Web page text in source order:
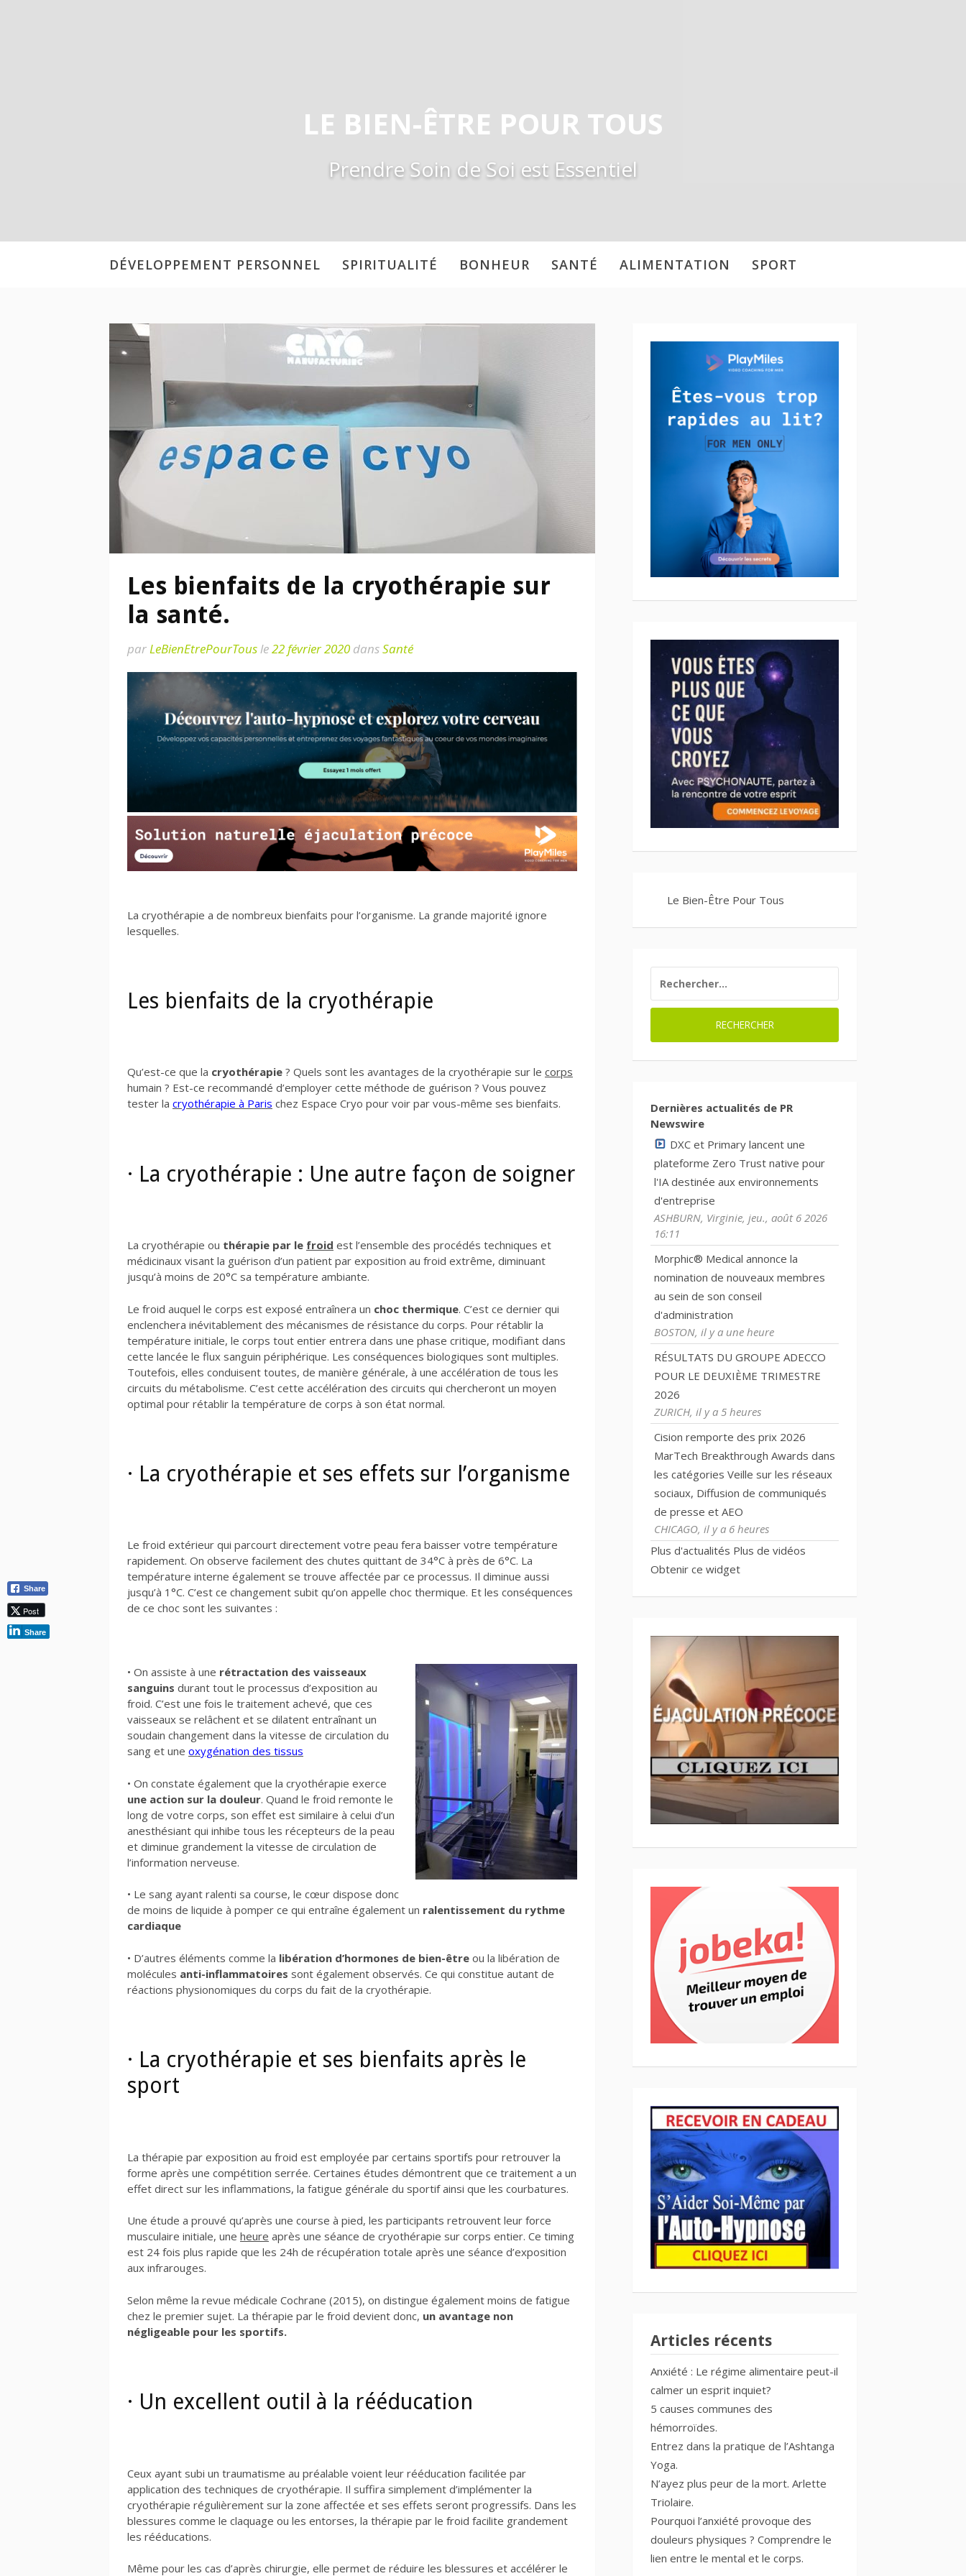
LE BIEN-ÊTRE POUR TOUS
Prendre Soin de Soi est Essentiel
DÉVELOPPEMENT PERSONNEL SPIRITUALITÉ BONHEUR SANTÉ ALIMENTATION SPORT
Les bienfaits de la cryothérapie sur
la santé.
parLeBienEtrePourTousle22 février 2020 dansSanté
La cryothérapie a de nombreux bienfaits pour l’organisme. La grande majorité ignore
lesquelles.
Les bienfaits de la cryothérapie
Qu’est-ce que la cryothérapie ? Quels sont les avantages de la cryothérapie sur le corps
humain ? Est-ce recommandé d’employer cette méthode de guérison ? Vous pouvez
tester la cryothérapie à Paris chez Espace Cryo pour voir par vous-même ses bienfaits.
· La cryothérapie : Une autre façon de soigner
La cryothérapie ou thérapie par le froid est l’ensemble des procédés techniques et
médicinaux visant la guérison d’un patient par exposition au froid extrême, diminuant
jusqu’à moins de 20°C sa température ambiante.
Le froid auquel le corps est exposé entraînera un choc thermique. C’est ce dernier qui
enclenchera inévitablement des mécanismes de résistance du corps. Pour rétablir la
température initiale, le corps tout entier entrera dans une phase critique, modifiant dans
cette lancée le flux sanguin périphérique. Les conséquences biologiques sont multiples.
Toutefois, elles conduisent toutes, de manière générale, à une accélération de tous les
circuits du métabolisme. C’est cette accélération des circuits qui chercheront un moyen
optimal pour rétablir la température de corps à son état normal.
· La cryothérapie et ses effets sur l’organisme
Le froid extérieur qui parcourt directement votre peau fera baisser votre température
rapidement. On observe facilement des chutes quittant de 34°C à près de 6°C. La
température interne également se trouve affectée par ce processus. Il diminue aussi
jusqu’à 1°C. C’est ce changement subit qu’on appelle choc thermique. Et les conséquences
de ce choc sont les suivantes :
• On assiste à une rétractation des vaisseaux
sanguins durant tout le processus d’exposition au
froid. C’est une fois le traitement achevé, que ces
vaisseaux se relâchent et se dilatent entraînant un
soudain changement dans la vitesse de circulation du
sang et une oxygénation des tissus
• On constate également que la cryothérapie exerce
une action sur la douleur. Quand le froid remonte le
long de votre corps, son effet est similaire à celui d’un
anesthésiant qui inhibe tous les récepteurs de la peau
et diminue grandement la vitesse de circulation de
l’information nerveuse.
• Le sang ayant ralenti sa course, le cœur dispose donc
de moins de liquide à pomper ce qui entraîne également un ralentissement du rythme
cardiaque
• D’autres éléments comme la libération d’hormones de bien-être ou la libération de
molécules anti-inflammatoires sont également observés. Ce qui constitue autant de
réactions physionomiques du corps du fait de la cryothérapie.
· La cryothérapie et ses bienfaits après le
sport
La thérapie par exposition au froid est employée par certains sportifs pour retrouver la
forme après une compétition serrée. Certaines études démontrent que ce traitement a un
effet direct sur les inflammations, la fatigue générale du sportif ainsi que les courbatures.
Une étude a prouvé qu’après une course à pied, les participants retrouvent leur force
musculaire initiale, une heure après une séance de cryothérapie sur corps entier. Ce timing
est 24 fois plus rapide que les 24h de récupération totale après une séance d’exposition
aux infrarouges.
Selon même la revue médicale Cochrane (2015), on distingue également moins de fatigue
chez le premier sujet. La thérapie par le froid devient donc, un avantage non
négligeable pour les sportifs.
· Un excellent outil à la rééducation
Ceux ayant subi un traumatisme au préalable voient leur rééducation facilitée par
application des techniques de cryothérapie. Il suffira simplement d’implémenter la
cryothérapie régulièrement sur la zone affectée et ses effets seront progressifs. Dans les
blessures comme le claquage ou les entorses, la thérapie par le froid facilite grandement
les rééducations.
Même pour les cas d’après chirurgie, elle permet de réduire les blessures et accélérer le
Le Bien-Être Pour Tous
Dernières actualités de PR
Newswire
DXC et Primary lancent une
plateforme Zero Trust native pour
l'IA destinée aux environnements
d'entreprise
ASHBURN, Virginie, jeu., août 6 2026
16:11
Morphic® Medical annonce la
nomination de nouveaux membres
au sein de son conseil
d'administration
BOSTON, il y a une heure
RÉSULTATS DU GROUPE ADECCO
POUR LE DEUXIÈME TRIMESTRE
2026
ZURICH, il y a 5 heures
Cision remporte des prix 2026
MarTech Breakthrough Awards dans
les catégories Veille sur les réseaux
sociaux, Diffusion de communiqués
de presse et AEO
CHICAGO, il y a 6 heures
Plus d'actualités Plus de vidéos
Obtenir ce widget
Articles récents
Anxiété : Le régime alimentaire peut-il
calmer un esprit inquiet?
5 causes communes des
hémorroïdes.
Entrez dans la pratique de l’Ashtanga
Yoga.
N’ayez plus peur de la mort. Arlette
Triolaire.
Pourquoi l’anxiété provoque des
douleurs physiques ? Comprendre le
lien entre le mental et le corps.
Share
Post
Share